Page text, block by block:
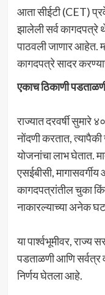
आता सीईटी (CET)
झालेली सर्व कागदपत्रे
पाठवली जाणार आहेत.
कागदपत्रे सादर
एकाच ठिकाणी
राज्यात दरवर्षी सुमारे
नोंदणी करतात, त्यापैकी
योजनांचा लाभ घेतात.
एसईबीसी, मागासवर्गीय
कागदपत्रांतील चुका
नाकारल्याच्या अनेक
या पार्श्वभूमीवर, राज्य
पडताळणी आणि सर्वत्र
निर्णय घेतला आहे.